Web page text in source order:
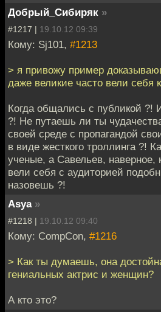
Добрый_Сибиряк »
#1217 | 19.10.12 09:39
Кому: Sj101, #1213
> я привожу пример
даже великие часто вели себя
Когда общались с публикой ?!
?! Не путаешь ли ты
своей среде с пропагандой
в виде жесткого троллинга ?!
ученые, а Савельев, наверное,
вели себя с аудиторией
назовешь ?!
Asya »
#1218 | 19.10.12 09:40
Кому: CompCon, #1216
> Как ты думаешь, она
гениальных актрис и женщин?
А кто это?